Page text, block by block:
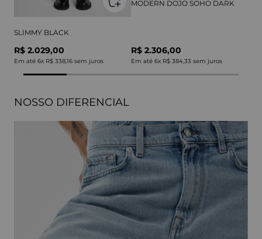
SLIMMY BLACK
R$ 2.029,00
Em até 6x R$ 338,16 sem juros
MODERN DOJO SOHO DARK
R$ 2.306,00
Em até 6x R$ 384,33 sem juros
NOSSO DIFERENCIAL